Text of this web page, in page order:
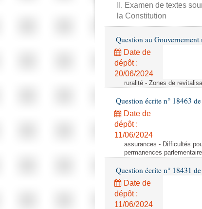
II. Examen de textes
la Constitution
Question au
Date de
dépôt :
20/06/2024
ruralité - Zones de
Question écrite n° 18463
Date de
dépôt :
11/06/2024
assurances - Difficultés
permanences
Question écrite n° 18431
Date de
dépôt :
11/06/2024